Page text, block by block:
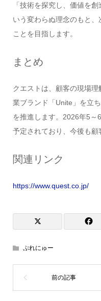
「技術を探究し、価値を
いう変わらぬ理念のもと、
ことを目指します。
まとめ
クエストは、顧客の現場
業ブランド「Unite」を立
を推進します。2026年5～
予定されており、今後も顧
関連リンク
https://www.quest.co.jp/
ぷれにゅー